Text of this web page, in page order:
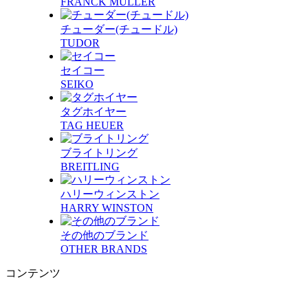
チューダー(チュードル)
TUDOR
セイコー
SEIKO
タグホイヤー
TAG HEUER
ブライトリング
BREITLING
ハリーウィンストン
HARRY WINSTON
その他のブランド
OTHER BRANDS
コンテンツ